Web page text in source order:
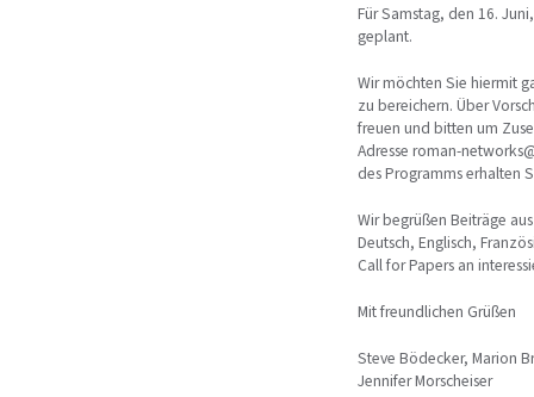
Für Samstag, den 16.
geplant.
Wir möchten Sie hiermit
zu bereichern. Über
freuen und bitten um
Adresse roman-
des Programms erhalten
Wir begrüßen Beiträge
Deutsch, Englisch,
Call for Papers an
Mit freundlichen Grüßen
Steve Bödecker, Marion
Jennifer Morscheiser